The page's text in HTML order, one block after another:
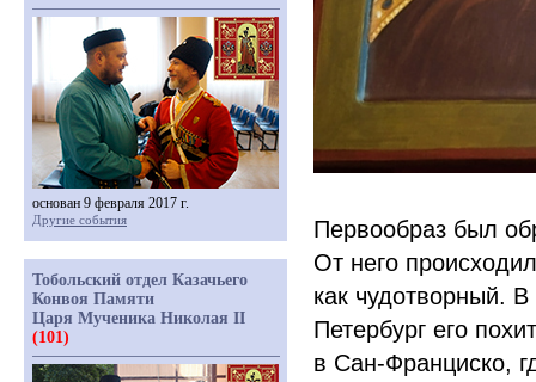
Первообраз был
От него
как чудотворный.
Петербург его
в Сан-Франциско,
основан 9 февраля 2017 г.
Другие события
Тобольский отдел Казачьего
Конвоя Памяти
Царя Мученика Николая II
(101)